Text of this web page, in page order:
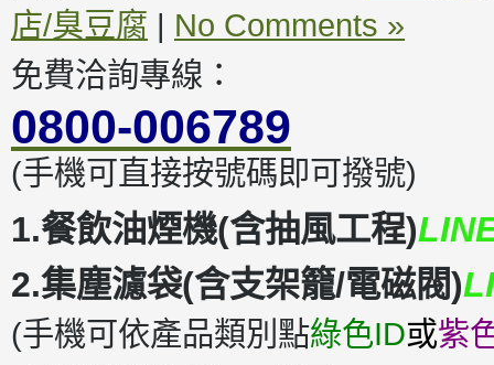
店/臭豆腐 | No Comments »
免費洽詢專線：
0800-006789
(手機可直接按號碼即可撥號)
1.餐飲油煙機(含抽風工程)
2.集塵濾袋(含支架籠/電磁閥)
(手機可依產品類別點綠色ID或紫